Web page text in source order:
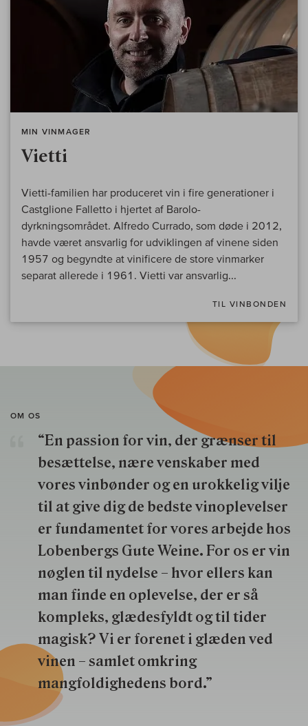
MIN VINMAGER
Vietti
Vietti-familien har produceret vin i fire generationer i
Castglione Falletto i hjertet af Barolo-
dyrkningsområdet. Alfredo Currado, som døde i 2012,
havde været ansvarlig for udviklingen af vinene siden
1957 og begyndte at vinificere de store vinmarker
separat allerede i 1961. Vietti var ansvarlig...
TIL VINBONDEN
OM OS
“En passion for vin, der grænser til
besættelse, nære venskaber med
vores vinbønder og en urokkelig vilje
til at give dig de bedste vinoplevelser
er fundamentet for vores arbejde hos
Lobenbergs Gute Weine. For os er vin
nøglen til nydelse – hvor ellers kan
man finde en oplevelse, der er så
kompleks, glædesfyldt og til tider
magisk? Vi er forenet i glæden ved
vinen – samlet omkring
mangfoldighedens bord.”